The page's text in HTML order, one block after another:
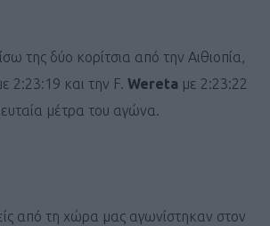
της δύο κορίτσια από την Αιθιοπία,
2:23:19 και την F. Wereta με 2:23:22
μέτρα του αγώνα.
από τη χώρα μας αγωνίστηκαν στον